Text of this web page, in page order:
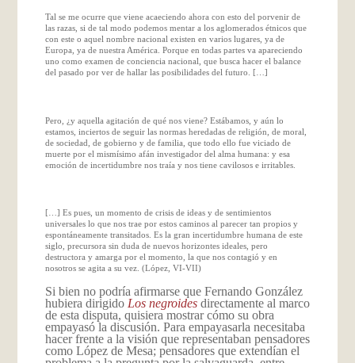
Tal se me ocurre que viene acaeciendo ahora con esto del porvenir de
las razas, si de tal modo podemos mentar a los aglomerados étnicos que
con este o aquel nombre nacional existen en varios lugares, ya de
Europa, ya de nuestra América. Porque en todas partes va apareciendo
uno como examen de conciencia nacional, que busca hacer el balance
del pasado por ver de hallar las posibilidades del futuro. […]
Pero, ¿y aquella agitación de qué nos viene? Estábamos, y aún lo
estamos, inciertos de seguir las normas heredadas de religión, de moral,
de sociedad, de gobierno y de familia, que todo ello fue viciado de
muerte por el mismísimo afán investigador del alma humana: y esa
emoción de incertidumbre nos traía y nos tiene cavilosos e irritables.
[…] Es pues, un momento de crisis de ideas y de sentimientos
universales lo que nos trae por estos caminos al parecer tan propios y
espontáneamente transitados. Es la gran incertidumbre humana de este
siglo, precursora sin duda de nuevos horizontes ideales, pero
destructora y amarga por el momento, la que nos contagió y en
nosotros se agita a su vez. (López, VI-VII)
Si bien no podría afirmarse que Fernando González
hubiera dirigido Los negroides directamente al marco
de esta disputa, quisiera mostrar cómo su obra
empayasó la discusión. Para empayasarla necesitaba
hacer frente a la visión que representaban pensadores
como López de Mesa; pensadores que extendían el